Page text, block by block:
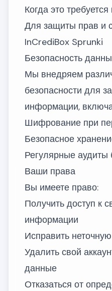
Когда это
Для защиты прав и
InCrediBox Sprunki
Безопасность
Мы внедряем
безопасности для
информации,
Шифрование при
Безопасное
Регулярные аудиты
Ваши права
Вы имеете право:
Получить доступ к
информации
Исправить
Удалить свой
данные
Отказаться от